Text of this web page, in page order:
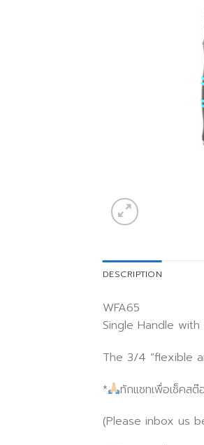
DESCRIPTION
WFA65
Single Handle
The 3/4 “flexible
*
ทักแชทเพื่อเช็คส
(Please inbox us